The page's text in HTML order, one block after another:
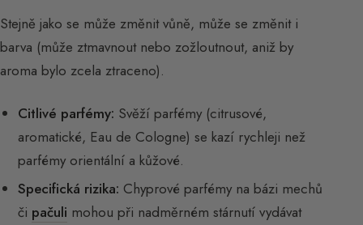
Stejně jako se může změnit vůně, může se změnit i
barva (může ztmavnout nebo zožloutnout, aniž by
aroma bylo zcela ztraceno).
Citlivé parfémy: Svěží parfémy (citrusové,
aromatické, Eau de Cologne) se kazí rychleji než
parfémy orientální a kůžové.
Specifická rizika: Chyprové parfémy na bázi mechů
či pačuli mohou při nadměrném stárnutí vydávat